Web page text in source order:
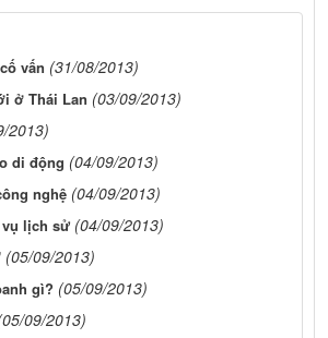
vấn (31/08/2013)
ở Thái Lan (03/09/2013)
2013)
di động (04/09/2013)
nghệ (04/09/2013)
vụ lịch sử (04/09/2013)
(05/09/2013)
gì? (05/09/2013)
09/2013)